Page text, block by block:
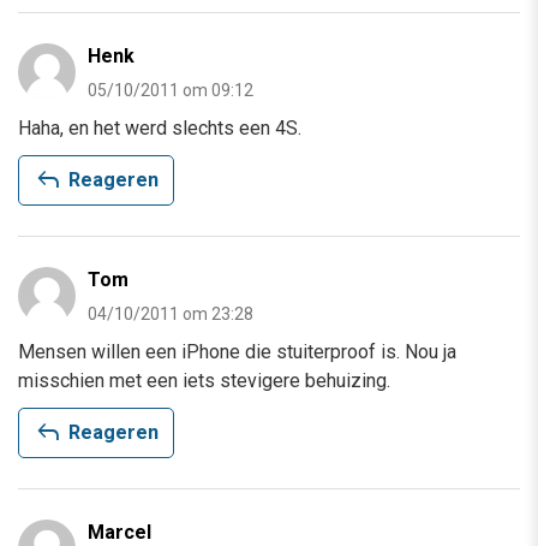
Henk
05/10/2011 om 09:12
Haha, en het werd slechts een 4S.
reply Reageren
Tom
04/10/2011 om 23:28
Mensen willen een iPhone die stuiterproof is. Nou ja
misschien met een iets stevigere behuizing.
reply Reageren
Marcel